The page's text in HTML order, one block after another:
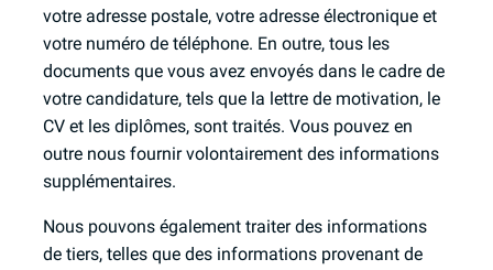
votre adresse postale, votre adresse électronique et
votre numéro de téléphone. En outre, tous les
documents que vous avez envoyés dans le cadre de
votre candidature, tels que la lettre de motivation, le
CV et les diplômes, sont traités. Vous pouvez en
outre nous fournir volontairement des informations
supplémentaires.
Nous pouvons également traiter des informations
de tiers, telles que des informations provenant de